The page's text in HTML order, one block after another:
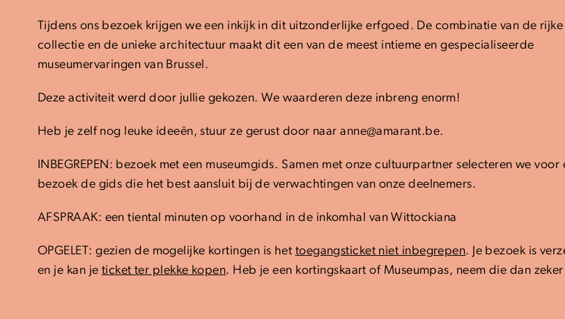
Tijdens ons bezoek krijgen we een inkijk in dit uitzonderlijke erfgoed. De combinatie van de rijke
collectie en de unieke architectuur maakt dit een van de meest intieme en gespecialiseerde
museumervaringen van Brussel.
Deze activiteit werd door jullie gekozen. We waarderen deze inbreng enorm!
Heb je zelf nog leuke ideeën, stuur ze gerust door naar anne@amarant.be.
INBEGREPEN: bezoek met een museumgids. Samen met onze cultuurpartner selecteren we voor
bezoek de gids die het best aansluit bij de verwachtingen van onze deelnemers.
AFSPRAAK: een tiental minuten op voorhand in de inkomhal van Wittockiana
OPGELET: gezien de mogelijke kortingen is het toegangsticket niet inbegrepen. Je bezoek is
en je kan je ticket ter plekke kopen. Heb je een kortingskaart of Museumpas, neem die dan